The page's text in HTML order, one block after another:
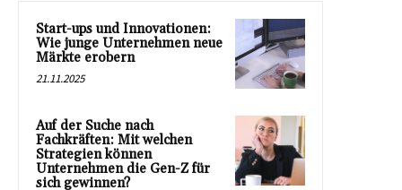
Start-ups und Innovationen:
Wie junge Unternehmen neue
Märkte erobern
21.11.2025
Auf der Suche nach
Fachkräften: Mit welchen
Strategien können
Unternehmen die Gen-Z für
sich gewinnen?